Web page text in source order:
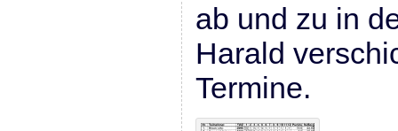
ab und zu in
Harald
Termine.